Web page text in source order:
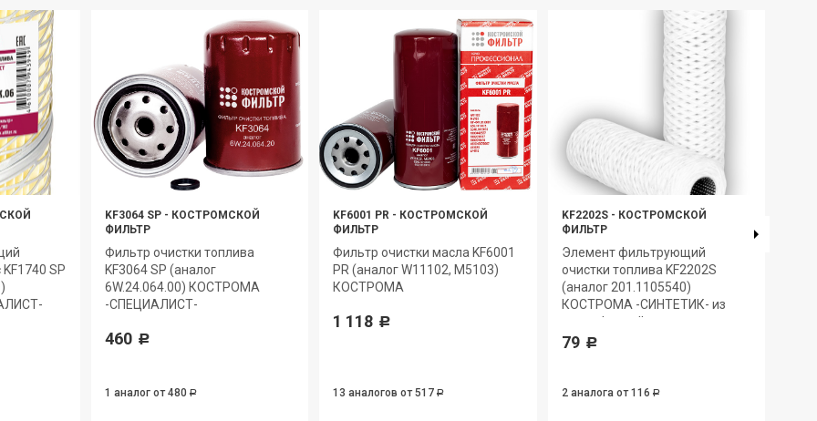
SP
KF3064 SP - КОСТРОМСКОЙ
ФИЛЬТР
Фильтр очистки топлива
KF3064 SP (аналог
6W.24.064.00) КОСТРОМА
-СПЕЦИАЛИСТ-
460 Р
1 аналог от 480 Р
KF6001 PR - КОСТРОМСКОЙ
ФИЛЬТР
Фильтр очистки масла KF6001
PR (аналог W11102, М5103)
КОСТРОМА
1 118 Р
13 аналогов от 517 Р
KF2202S - КОСТРОМСКОЙ
ФИЛЬТР
Элемент фильтрующий
очистки топлива KF2202S
(аналог 201.1105540)
КОСТРОМА -СИНТЕТИК- из
полиэфирной нити
79 Р
2 аналога от 116 Р